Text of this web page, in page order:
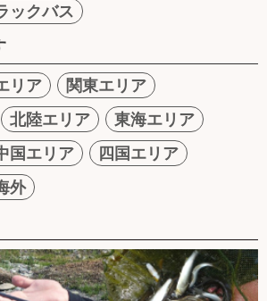
ックバス
リア
関東エリア
北陸エリア
東海エリア
国エリア
四国エリア
外